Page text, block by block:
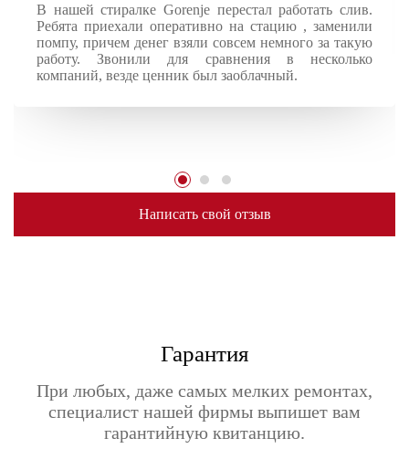
В нашей стиралке Gorenje перестал работать слив.
Ребята приехали оперативно на стацию , заменили
помпу, причем денег взяли совсем немного за такую
работу. Звонили для сравнения в несколько
компаний, везде ценник был заоблачный.
Написать свой отзыв
Гарантия
При любых, даже самых мелких ремонтах,
специалист нашей фирмы выпишет вам
гарантийную квитанцию.